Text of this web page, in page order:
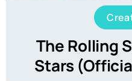
The Rolling
Stars